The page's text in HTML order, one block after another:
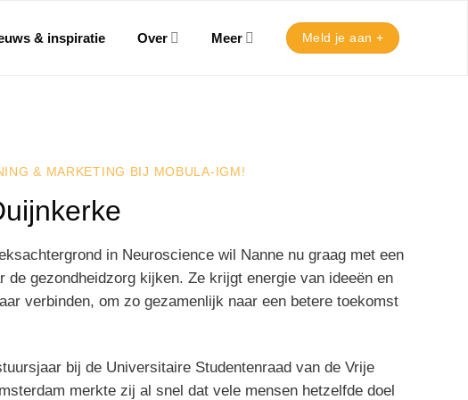
& inspiratie Over Meer Meld je aan +
& MARKETING BIJ MOBULA-IGM!
in Neuroscience wil Nanne nu graag met een
de gezondheidzorg kijken. Ze krijgt energie van ideeën en
verbinden, om zo gezamenlijk naar een betere toekomst
bij de Universitaire Studentenraad van de Vrije
merkte zij al snel dat vele mensen hetzelfde doel